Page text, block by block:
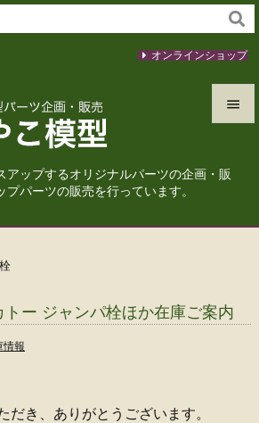
アップするオリジナルパーツの企画・販
プパーツの販売を行っています。




オンラインショップ
トー ジャンパ栓ほか在庫ご案内
情報
だき、ありがとうございます。